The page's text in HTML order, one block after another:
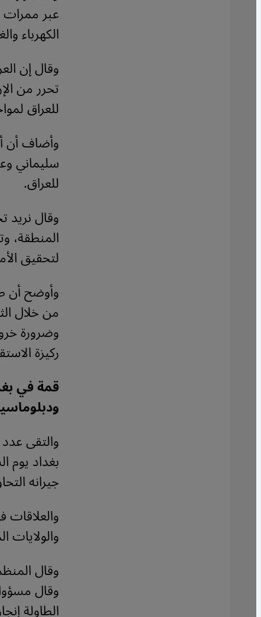
عبر ممرات
الكهرباء
وقال إن
تحرر من
للعراق
وأضاف أن
سليماني
للعراق.
وقال نريد
المنطقة،
لتحقيق
وأوضح أن
من خلال
وضرورة
ركيزة
قمة في
والتقى
جيرانه
وقال
وقال
الطاولة